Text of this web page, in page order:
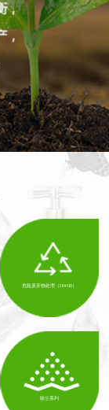
危险废弃物处理（HW08）
除尘系列